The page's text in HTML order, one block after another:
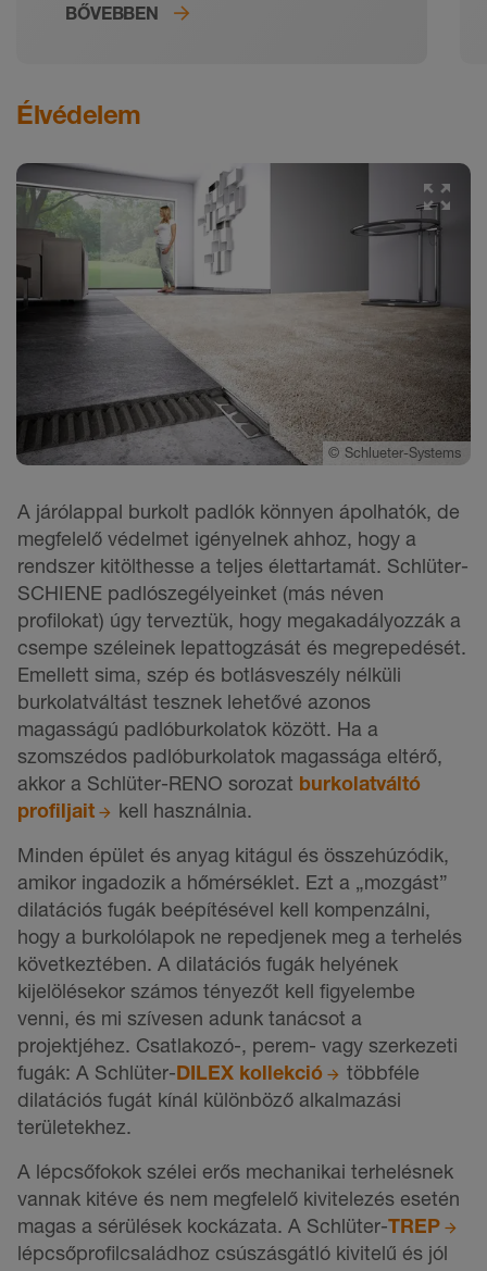
BŐVEBBEN
Élvédelem
© Schlueter-Systems
A járólappal burkolt padlók könnyen ápolhatók, de
megfelelő védelmet igényelnek ahhoz, hogy a
rendszer kitölthesse a teljes élettartamát. Schlüter-
SCHIENE padlószegélyeinket (más néven
profilokat) úgy terveztük, hogy megakadályozzák a
csempe széleinek lepattogzását és megrepedését.
Emellett sima, szép és botlásveszély nélküli
burkolatváltást tesznek lehetővé azonos
magasságú padlóburkolatok között. Ha a
szomszédos padlóburkolatok magassága eltérő,
akkor a Schlüter-RENO sorozat burkolatváltó
profiljait
kell használnia.
Minden épület és anyag kitágul és összehúzódik,
amikor ingadozik a hőmérséklet. Ezt a „mozgást”
dilatációs fugák beépítésével kell kompenzálni,
hogy a burkolólapok ne repedjenek meg a terhelés
következtében. A dilatációs fugák helyének
kijelölésekor számos tényezőt kell figyelembe
venni, és mi szívesen adunk tanácsot a
projektjéhez. Csatlakozó-, perem- vagy szerkezeti
fugák: A Schlüter-DILEX kollekció
többféle
dilatációs fugát kínál különböző alkalmazási
területekhez.
A lépcsőfokok szélei erős mechanikai terhelésnek
vannak kitéve és nem megfelelő kivitelezés esetén
magas a sérülések kockázata. A Schlüter-TREP
lépcsőprofilcsaládhoz csúszásgátló kivitelű és jól